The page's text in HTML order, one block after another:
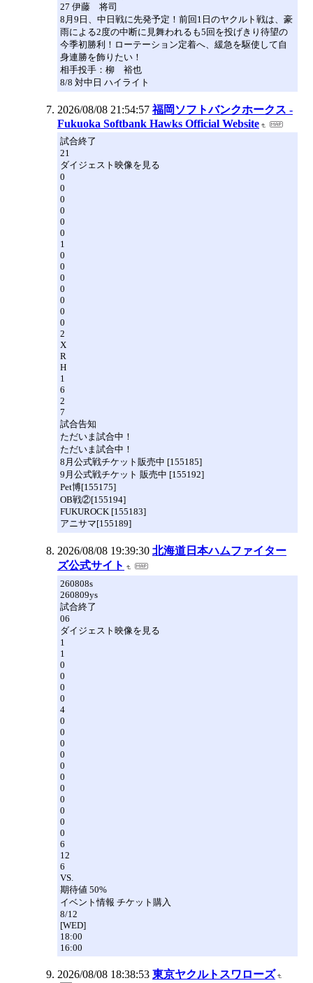
27 伊藤 将司
8月9日、中日戦に先発予定！前回1日のヤクルト戦は、豪
雨による2度の中断に見舞われるも5回を投げきり待望の
今季初勝利！ローテーション定着へ、緩急を駆使して自
身連勝を飾りたい！
相手投手：柳 裕也
8/8 対中日 ハイライト
2026/08/08 21:54:57 福岡ソフトバンクホークス -
Fukuoka Softbank Hawks Official Website
試合終了
21
ダイジェスト映像を見る
0
0
0
0
0
0
1
0
0
0
0
0
0
0
2
X
R
H
1
6
2
7
試合告知
ただいま試合中！
ただいま試合中！
8月公式戦チケット販売中 [155185]
9月公式戦チケット 販売中 [155192]
Pet博[155175]
OB戦②[155194]
FUKUROCK [155183]
アニサマ[155189]
2026/08/08 19:39:30 北海道日本ハムファイター
ズ公式サイト
260808s
260809ys
試合終了
06
ダイジェスト映像を見る
1
1
0
0
0
0
4
0
0
0
0
0
0
0
0
0
0
0
6
12
6
VS.
期待値 50%
イベント情報 チケット購入
8/12
[WED]
18:00
16:00
2026/08/08 18:38:53 東京ヤクルトスワローズ